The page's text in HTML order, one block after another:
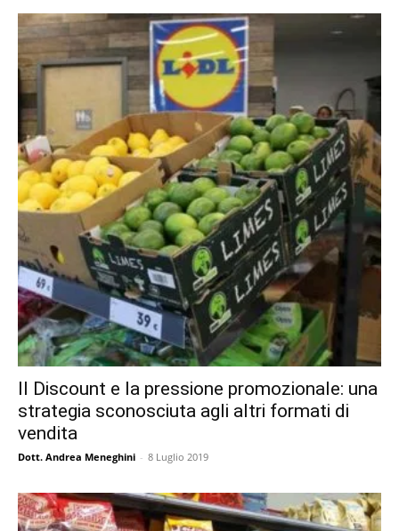
Il Discount e la pressione promozionale: una
strategia sconosciuta agli altri formati di
vendita
Dott. Andrea Meneghini - 8 Luglio 2019